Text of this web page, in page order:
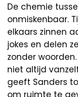
De chemie
onmiskenbaar.
elkaars zinnen
jokes en delen
zonder
niet altijd
geeft Sanders
om ruimte te